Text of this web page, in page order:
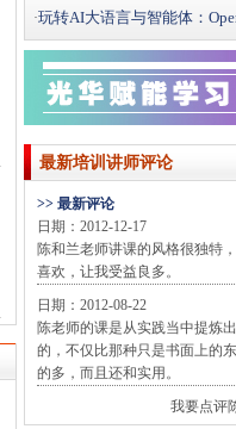
·玩转AI大语言与智能体：OpenClaw办公
最新培训讲师评论
>> 最新评论
日期：2012-12-17
陈和兰老师讲课的风格很独特
喜欢，让我受益良多。
日期：2012-08-22
陈老师的课是从实践当中提炼
的，不仅比那种只是书面上的
的多，而且还和实用。
我要点评